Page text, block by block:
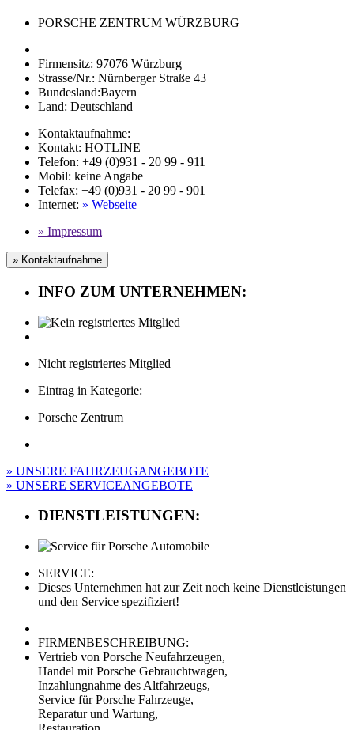
PORSCHE ZENTRUM WÜRZBURG
Firmensitz: 97076 Würzburg
Strasse/Nr.: Nürnberger Straße 43
Bundesland:Bayern
Land: Deutschland
Kontaktaufnahme:
Kontakt: HOTLINE
Telefon: +49 (0)931 - 20 99 - 911
Mobil: keine Angabe
Telefax: +49 (0)931 - 20 99 - 901
Internet: » Webseite
» Impressum
» Kontaktaufnahme
INFO ZUM UNTERNEHMEN:
Nicht registriertes Mitglied
Eintrag in Kategorie:
Porsche Zentrum
» UNSERE FAHRZEUGANGEBOTE
» UNSERE SERVICEANGEBOTE
DIENSTLEISTUNGEN:
SERVICE:
Dieses Unternehmen hat zur Zeit noch keine Dienstleistungen
und den Service spezifiziert!
FIRMENBESCHREIBUNG:
Vertrieb von Porsche Neufahrzeugen,
Handel mit Porsche Gebrauchtwagen,
Inzahlungnahme des Altfahrzeugs,
Service für Porsche Fahrzeuge,
Reparatur und Wartung,